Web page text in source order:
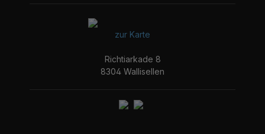
zur Karte
Richtiarkade 8
8304 Wallisellen